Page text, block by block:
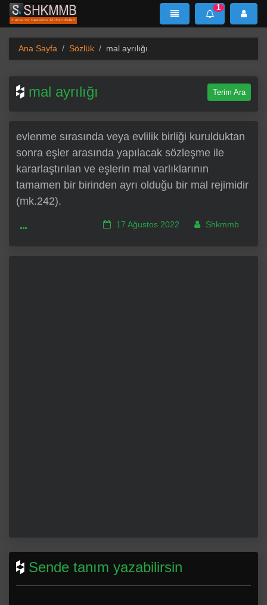
SHKMMB MenÜ Mesaj
1
Ana Sayfa Sözlük mal ayrılığı
mal ayrılığı Terim Ara
evlenme sırasında veya evlilik birliği kurulduktan
sonra eşler arasında yapılacak sözleşme ile
kararlaştırılan ve eşlerin mal varlıklarının
tamamen bir birinden ayrı olduğu bir mal rejimidir
(mk.242).
17 Ağustos 2022 Shkmmb
Sende tanım yazabilirsin